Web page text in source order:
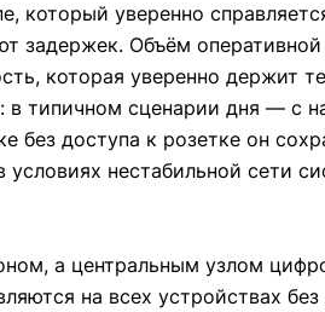
который уверенно
задержек. Объём
которая уверенно держит
типичном сценарии дня — с
доступа к розетке он
нестабильной сети
а центральным узлом
на всех устройствах